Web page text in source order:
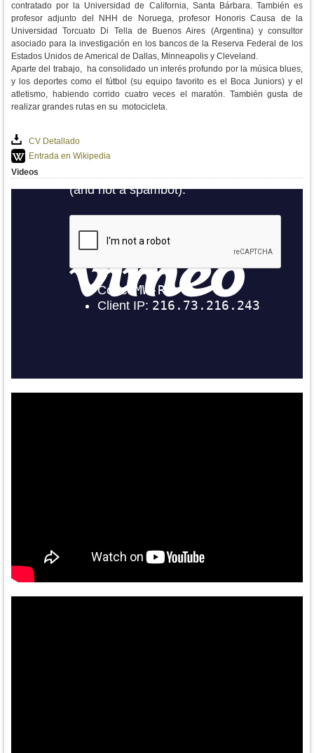
contratado por la Universidad de California, Santa Bárbara. También es
profesor adjunto del NHH de Noruega, profesor Honoris Causa de la
Universidad Torcuato Di Tella de Buenos Aires (Argentina) y consultor
asociado para la investigación en los bancos de la Reserva Federal de los
Estados Unidos de Americal de Dallas, Minneapolis y Cleveland.
Aparte del trabajo, ha consolidado un interés profundo por la música blues,
y los deportes como el fútbol (su equipo favorito es el Boca Juniors) y el
atletismo, habiendo corrido cuatro veces el maratón. También gusta de
realizar grandes rutas en su motocicleta.
CV Detallado
Entrada en Wikipedia
Videos